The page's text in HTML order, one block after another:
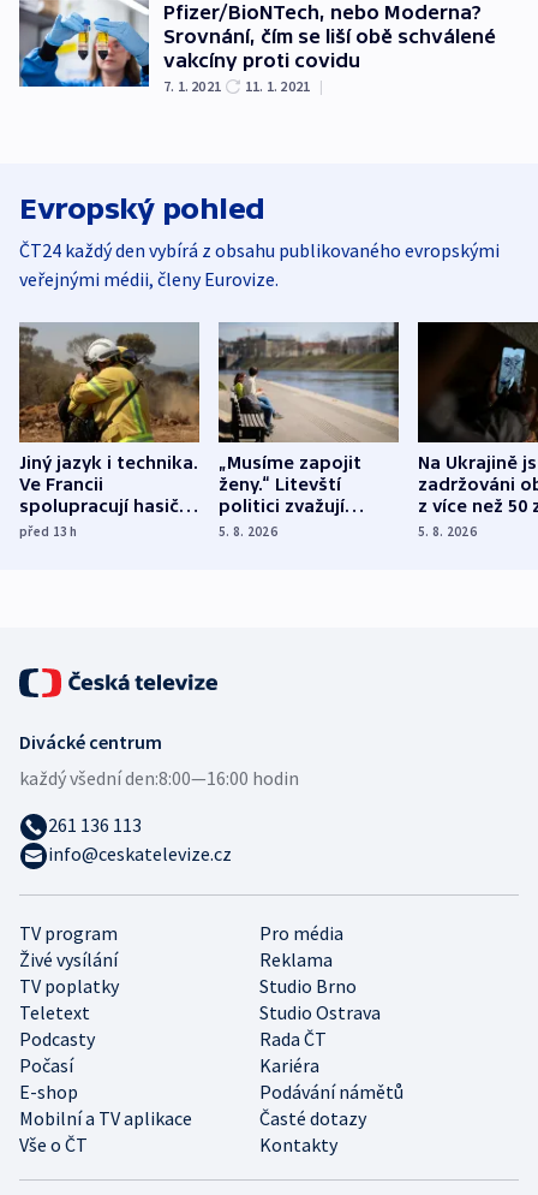
Pfizer/BioNTech, nebo Moderna?
Srovnání, čím se liší obě schválené
vakcíny proti covidu
7. 1. 2021 11. 1. 2021 |
Evropský pohled
ČT24 každý den vybírá z obsahu publikovaného evropskými
veřejnými médii, členy Eurovize.
Jiný jazyk i technika.
Ve Francii
spolupracují hasiči z
různých zemí
před 13h
„Musíme zapojit
ženy.“ Litevští
politici zvažují
dohodu o
5. 8. 2026
Na Ukrajině
zadržováni
z více než 50
Bojovali na
5. 8. 2026
TV program
Pro média
Živé vysílání
Reklama
TV poplatky
Studio Brno
Teletext
Studio Ostrava
Podcasty
Rada ČT
Počasí
Kariéra
E-shop
Podávání námětů
Mobilní a TV aplikace
Časté dotazy
Vše o ČT
Kontakty
Divácké centrum
každý všední den:8:00—16:00 hodin
261 136 113
info@ceskatelevize.cz